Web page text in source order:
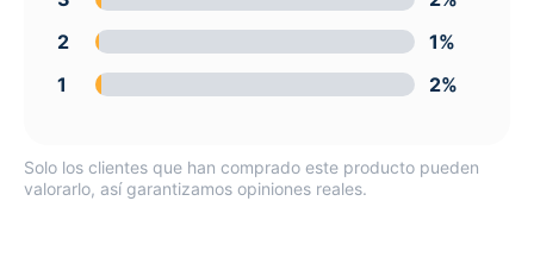
2
1%
1
2%
Solo los clientes que han comprado este producto pueden
valorarlo, así garantizamos opiniones reales.